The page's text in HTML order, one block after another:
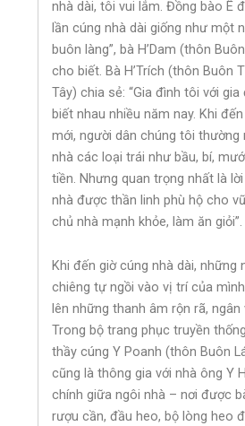
nhà dài, tôi vui lắm. Đồng bào Ê
lần cúng nhà dài giống như một
buôn làng”, bà H’Dam (thôn
cho biết. Bà H’Trích (thôn Buôn
Tây) chia sẻ: “Gia đình tôi với gia
biết nhau nhiều năm nay. Khi
mới, người dân chúng tôi thường
nhà các loại trái như bầu, bí,
tiền. Nhưng quan trọng nhất là
nhà được thần linh phù hộ cho
chủ nhà mạnh khỏe, làm ăn giỏi”.
Khi đến giờ cúng nhà dài, những
chiêng tự ngồi vào vị trí của
lên những thanh âm rộn rã, ngân
Trong bộ trang phục truyền
thầy cúng Y Poanh (thôn Buôn
cũng là thông gia với nhà ông Y
chính giữa ngôi nhà – nơi được
rượu cần, đầu heo, bộ lòng heo